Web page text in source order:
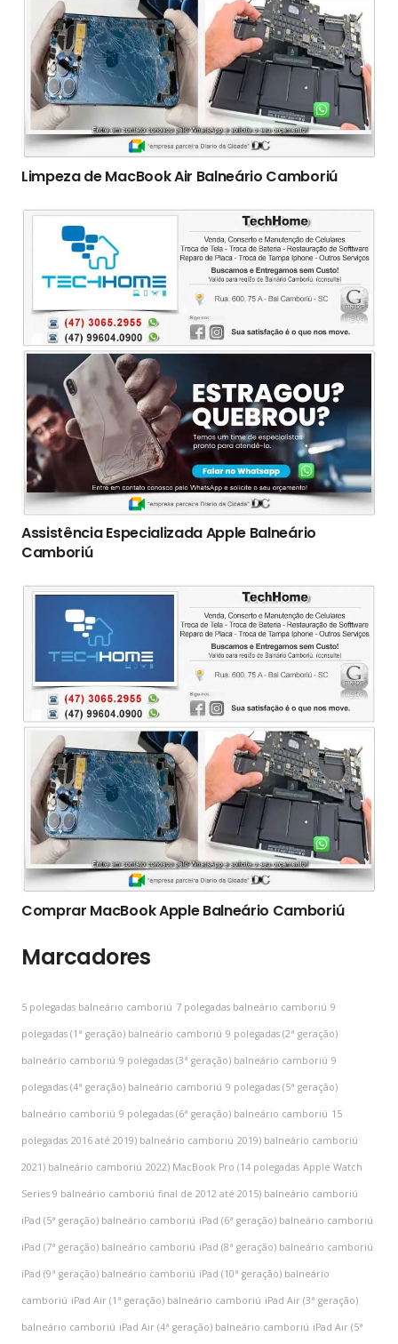
Limpeza de MacBook Air Balneário Camboriú
Assistência Especializada Apple Balneário
Camboriú
Comprar MacBook Apple Balneário Camboriú
Marcadores
5 polegadas balneário camboriú 7 polegadas balneário camboriú 9
polegadas (1ª geração) balneário camboriú 9 polegadas (2ª geração)
balneário camboriú 9 polegadas (3ª geração) balneário camboriú 9
polegadas (4ª geração) balneário camboriú 9 polegadas (5ª geração)
balneário camboriú 9 polegadas (6ª geração) balneário camboriú 15
polegadas 2016 até 2019) balneário camboriú 2019) balneário camboriú
2021) balneário camboriú 2022) MacBook Pro (14 polegadas Apple Watch
Series 9 balneário camboriú final de 2012 até 2015) balneário camboriú
iPad (5ª geração) balneário camboriú iPad (6ª geração) balneário camboriú
iPad (7ª geração) balneário camboriú iPad (8ª geração) balneário camboriú
iPad (9ª geração) balneário camboriú iPad (10ª geração) balneário
camboriú iPad Air (1ª geração) balneário camboriú iPad Air (3ª geração)
balneário camboriú iPad Air (4ª geração) balneário camboriú iPad Air (5ª